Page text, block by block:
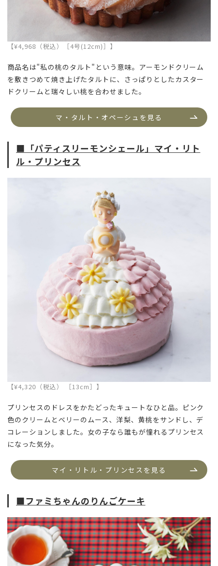
【¥4,968（税込）［4号(12cm)］】
商品名は"私の桃のタルト"という意味。アーモンドクリーム
を敷きつめて焼き上げたタルトに、さっぱりとしたカスター
ドクリームと瑞々しい桃を合わせました。
マ・タルト・オペーシュを見る
■「パティスリーモンシェール」マイ・リト
ル・プリンセス
【¥4,320（税込） ［13cm］】
プリンセスのドレスをかたどったキュートなひと品。ピンク
色のクリームとベリーのムース、洋梨、黄桃をサンドし、デ
コレーションしました。女の子なら誰もが憧れるプリンセス
になった気分。
マイ・リトル・プリンセスを見る
■ファミちゃんのりんごケーキ